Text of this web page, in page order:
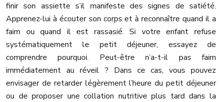
finir son assiette s’il manifeste des signes de satiété.
Apprenez-lui à écouter son corps et à reconnaître quand il a
faim ou quand il est rassasié. Si votre enfant refuse
systématiquement le petit déjeuner, essayez de
comprendre pourquoi. Peut-être n’a-t-il pas faim
immédiatement au réveil ? Dans ce cas, vous pouvez
envisager de retarder légèrement l’heure du petit déjeuner
ou de proposer une collation nutritive plus tard dans la